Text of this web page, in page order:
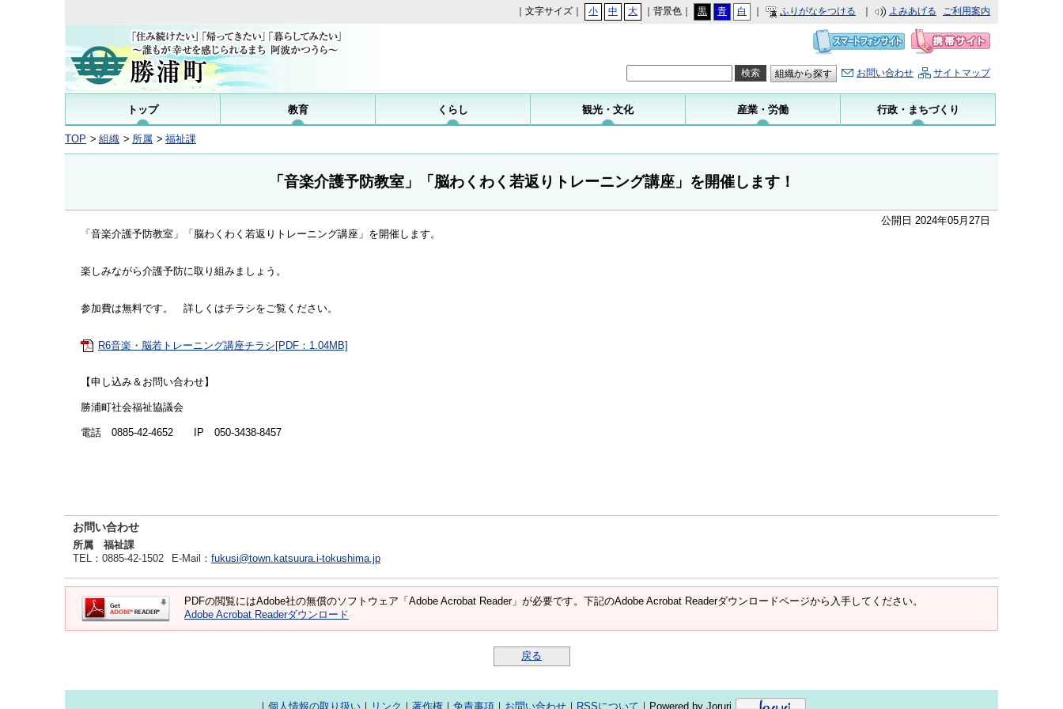
｜文字サイズ｜ 小 中 大 ｜背景色｜ 黒 青 白 ふりがなをつける よみあげる ご利用案内
組織から探す お問い合わせ サイトマップ
トップ 教育 くらし 観光・文化 産業・労働 行政・まちづくり
TOP 組織 所属 福祉課
「音楽介護予防教室」「脳わくわく若返りトレーニング講座」を開催します！
公開日 2024年05月27日
「音楽介護予防教室」「脳わくわく若返りトレーニング講座」を開催します。
楽しみながら介護予防に取り組みましょう。
参加費は無料です。 詳しくはチラシをご覧ください。
R6音楽・脳若トレーニング講座チラシ[PDF：1.04MB]
【申し込み＆お問い合わせ】
勝浦町社会福祉協議会
電話 0885-42-4652 IP 050-3438-8457
お問い合わせ
所属 福祉課
TEL ：0885-42-1502 E-Mail ： fukusi@town.katsuura.i-tokushima.jp
PDFの閲覧にはAdobe社の無償のソフトウェア「Adobe Acrobat Reader」が必要です。下記のAdobe Acrobat Readerダウンロードページから入手してください。
Adobe Acrobat Readerダウンロード
戻る
｜ 個人情報の取り扱い｜ リンク ｜ 著作権｜ 免責事項｜ お問い合わせ｜ RSSについて ｜Powered by Joruri